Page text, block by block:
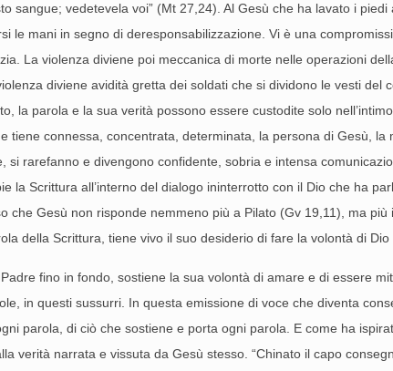
sangue; vedetevela voi” (Mt 27,24). Al Gesù che ha lavato i
le mani in segno di deresponsabilizzazione. Vi è una
La violenza diviene poi meccanica di morte nelle operazioni
diviene avidità gretta dei soldati che si dividono le vesti
la parola e la sua verità possono essere custodite solo
tiene connessa, concentrata, determinata, la persona di Gesù,
si rarefanno e divengono confidente, sobria e intensa
la Scrittura all’interno del dialogo ininterrotto con il Dio che ha
che Gesù non risponde nemmeno più a Pilato (Gv 19,11), ma
della Scrittura, tiene vivo il suo desiderio di fare la volontà di Dio
fino in fondo, sostiene la sua volontà di amare e di essere
in questi sussurri. In questa emissione di voce che diventa
parola, di ciò che sostiene e porta ogni parola. E come ha
verità narrata e vissuta da Gesù stesso. “Chinato il capo